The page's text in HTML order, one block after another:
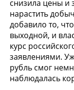
снизила цены и
нарастить
добавило то,
выходной, и
курс
заявлениями.
рубль смог
наблюдалась